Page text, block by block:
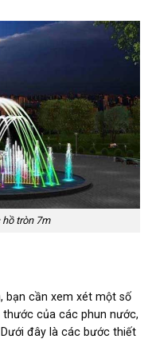
tròn 7m
bạn cần xem xét một số
của các phun nước,
đây là các bước thiết